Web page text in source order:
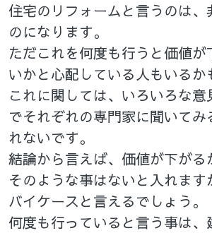
住宅のリフォームと言うのは、
のになります。
ただこれを何度も行うと価値が
いかと心配している人もいるか
これに関しては、いろいろな意
でそれぞれの専門家に聞いてみ
れないです。
結論から言えば、価値が下がる
そのような事はないと入れます
バイケースと言えるでしょう。
何度も行っていると言う事は、